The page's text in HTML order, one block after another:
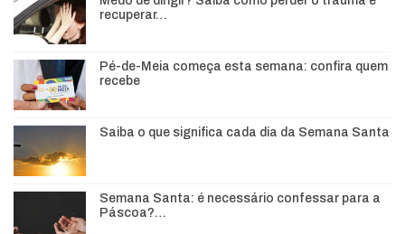
recuperar…
Pé-de-Meia começa esta semana: confira quem
recebe
Saiba o que significa cada dia da Semana Santa
Semana Santa: é necessário confessar para a
Páscoa?…